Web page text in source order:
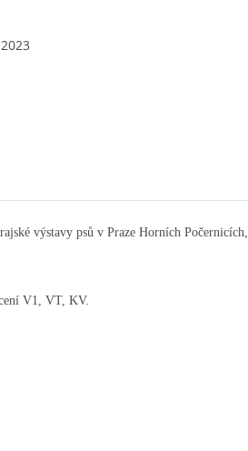
výstavy psů v Praze Horních Počernicích,
V1, VT, KV.